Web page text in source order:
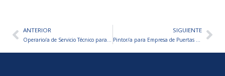
AntANTERIOR
Operario/a de Servicio Técnico para Fábrica de Termotanques
SIGUIENTE
Pintor/a para Empresa de Puertas Blindadas